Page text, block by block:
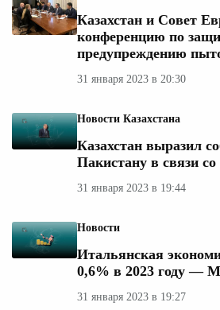
Казахстан и Совет
конференцию по
предупреждению
31 января 2023 в 20:30
Новости Казахстана
Казахстан выразил
Пакистану в связи
31 января 2023 в 19:44
Новости
Итальянская
0,6% в 2023 году —
31 января 2023 в 19:27